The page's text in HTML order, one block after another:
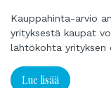
Kauppahinta-arvio
yrityksestä kaupat
lähtökohta
Lue lisää